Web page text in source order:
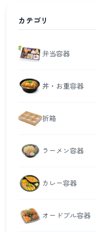
カテゴリ
弁当容器
丼・お重容器
折箱
ラーメン容器
カレー容器
オードブル容器